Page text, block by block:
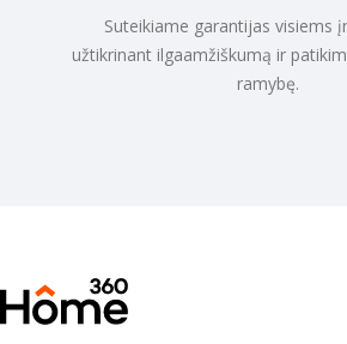
Suteikiame garantijas visiems
užtikrinant ilgaamžiškumą ir
ramybę.